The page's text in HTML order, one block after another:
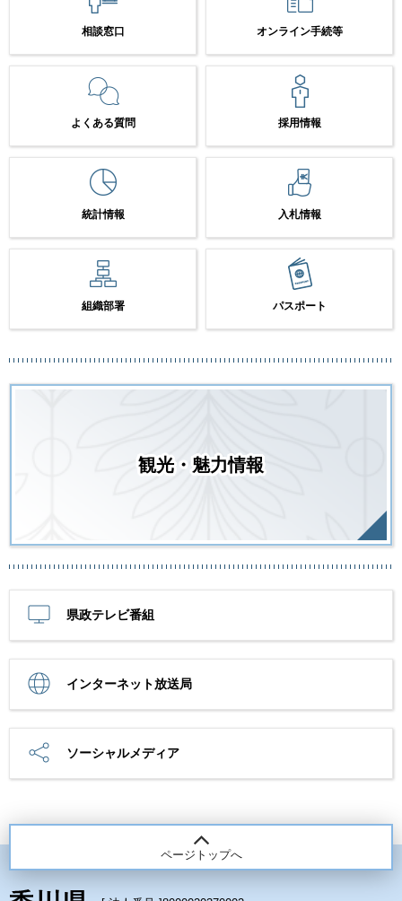
相談窓口 オンライン手続等
よくある質問 採用情報
統計情報 入札情報
組織部署 パスポート
観光・魅力情報
県政テレビ番組
インターネット放送局
ソーシャルメディア
ページトップへ